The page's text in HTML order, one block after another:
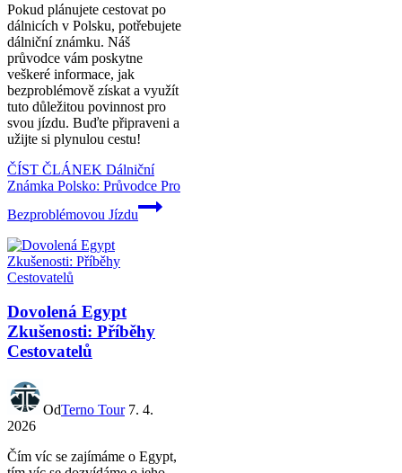
Pokud plánujete cestovat po
dálnicích v Polsku, potřebujete
dálniční známku. Náš
průvodce vám poskytne
veškeré informace, jak
bezproblémově získat a využít
tuto důležitou povinnost pro
svou jízdu. Buďte připraveni a
užijte si plynulou cestu!
ČÍST ČLÁNEK Dálniční
Známka Polsko: Průvodce Pro
Bezproblémovou Jízdu
Dovolená Egypt
Zkušenosti: Příběhy
Cestovatelů
OdTerno Tour 7. 4.
2026
Čím víc se zajímáme o Egypt,